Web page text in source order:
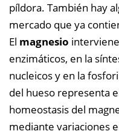
píldora. También hay
mercado que ya
El magnesio
enzimáticos, en la
nucleicos y en la
del hueso representa
homeostasis del
mediante variaciones